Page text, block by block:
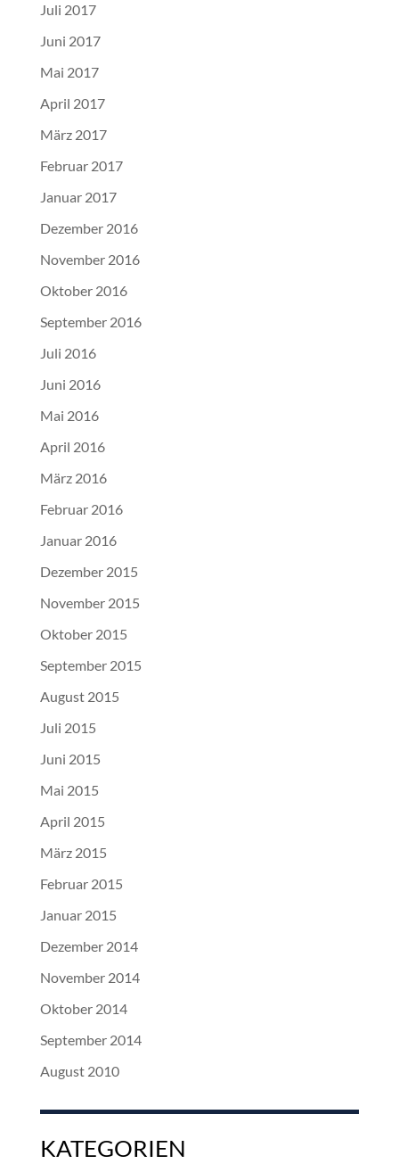
Juli 2017
Juni 2017
Mai 2017
April 2017
März 2017
Februar 2017
Januar 2017
Dezember 2016
November 2016
Oktober 2016
September 2016
Juli 2016
Juni 2016
Mai 2016
April 2016
März 2016
Februar 2016
Januar 2016
Dezember 2015
November 2015
Oktober 2015
September 2015
August 2015
Juli 2015
Juni 2015
Mai 2015
April 2015
März 2015
Februar 2015
Januar 2015
Dezember 2014
November 2014
Oktober 2014
September 2014
August 2010
KATEGORIEN